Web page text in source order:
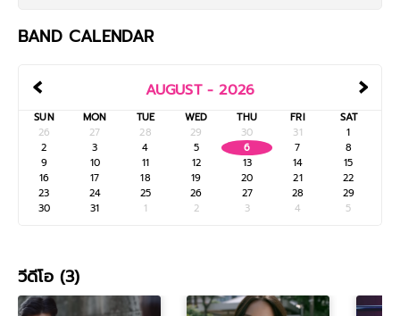
BAND CALENDAR
‹ ›
AUGUST - 2026
SUN MON TUE WED THU FRI
SAT
26
27 28 29 30 31
1
2
3 4 5 6 7
8
9
10 11 12 13 14
15
16
17 18 19 20 21
22
23
24 25 26 27 28
29
30
31 1 2 3 4 5
วีดีโอ (3)